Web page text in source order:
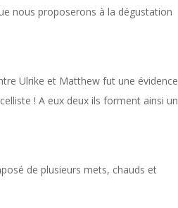
nous proposerons à la dégustation
Ulrike et Matthew fut une évidence
! A eux deux ils forment ainsi un
de plusieurs mets, chauds et